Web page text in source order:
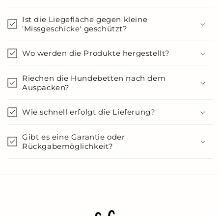
Ist die Liegefläche gegen kleine
'Missgeschicke' geschützt?
Wo werden die Produkte hergestellt?
Riechen die Hundebetten nach dem
Auspacken?
Wie schnell erfolgt die Lieferung?
Gibt es eine Garantie oder
Rückgabemöglichkeit?